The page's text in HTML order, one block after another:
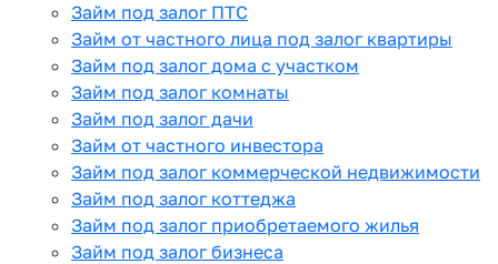
Займ под залог ПТС
Займ от частного лица под залог квартиры
Займ под залог дома с участком
Займ под залог комнаты
Займ под залог дачи
Займ от частного инвестора
Займ под залог коммерческой недвижимости
Займ под залог коттеджа
Займ под залог приобретаемого жилья
Займ под залог бизнеса